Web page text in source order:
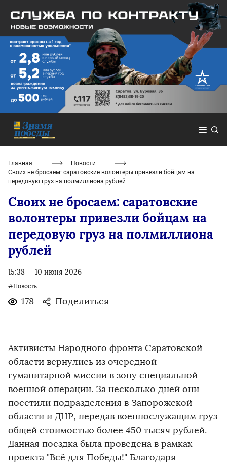
Главная
Новости
Своих не бросаем: саратовские волонтеры привезли бойцам на
передовую груз на полмиллиона рублей
Своих не бросаем: саратовские
волонтеры привезли бойцам на
передовую груз на полмиллиона
рублей
15:38 10 июня 2026
#Новость
178 Поделиться
Активисты Народного фронта Саратовской
области вернулись из очередной
гуманитарной миссии в зону специальной
военной операции. За несколько дней они
посетили подразделения в Запорожской
области и ДНР, передав военнослужащим груз
общей стоимостью более 450 тысяч рублей.
Данная поездка была проведена в рамках
проекта "Всё для Победы!" Благодаря